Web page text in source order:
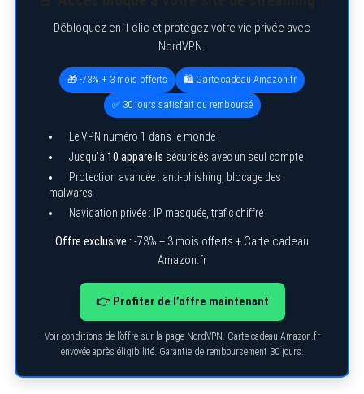
Débloquez en 1 clic et protégez votre vie privée avec
NordVPN.
🎁 -73% + 3 mois offerts 🛍️ Carte cadeau Amazon.fr
✅ 30 jours satisfait ou remboursé
Le VPN numéro 1 dans le monde !
Jusqu’à 10 appareils sécurisés avec un seul compte
Protection avancée : anti-phishing, blocage des
malwares
Navigation privée : IP masquée, trafic chiffré
Offre exclusive : -73% + 3 mois offerts + Carte cadeau
Amazon.fr
👉 Profiter de l’offre maintenant
Voir conditions de l’offre sur la page NordVPN. Carte cadeau Amazon.fr
envoyée après éligibilité. Garantie de remboursement 30 jours.
h
r
: